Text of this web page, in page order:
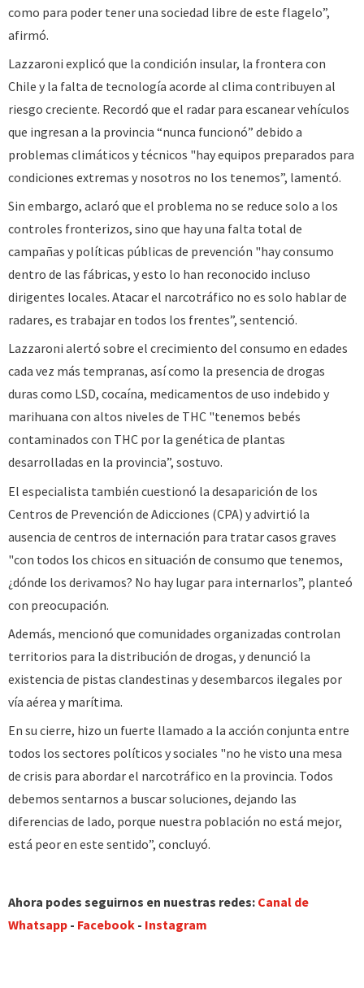
como para poder tener una sociedad libre de este flagelo”,
afirmó.
Lazzaroni explicó que la condición insular, la frontera con
Chile y la falta de tecnología acorde al clima contribuyen al
riesgo creciente. Recordó que el radar para escanear vehículos
que ingresan a la provincia “nunca funcionó” debido a
problemas climáticos y técnicos "hay equipos preparados para
condiciones extremas y nosotros no los tenemos”, lamentó.
Sin embargo, aclaró que el problema no se reduce solo a los
controles fronterizos, sino que hay una falta total de
campañas y políticas públicas de prevención "hay consumo
dentro de las fábricas, y esto lo han reconocido incluso
dirigentes locales. Atacar el narcotráfico no es solo hablar de
radares, es trabajar en todos los frentes”, sentenció.
Lazzaroni alertó sobre el crecimiento del consumo en edades
cada vez más tempranas, así como la presencia de drogas
duras como LSD, cocaína, medicamentos de uso indebido y
marihuana con altos niveles de THC "tenemos bebés
contaminados con THC por la genética de plantas
desarrolladas en la provincia”, sostuvo.
El especialista también cuestionó la desaparición de los
Centros de Prevención de Adicciones (CPA) y advirtió la
ausencia de centros de internación para tratar casos graves
"con todos los chicos en situación de consumo que tenemos,
¿dónde los derivamos? No hay lugar para internarlos”, planteó
con preocupación.
Además, mencionó que comunidades organizadas controlan
territorios para la distribución de drogas, y denunció la
existencia de pistas clandestinas y desembarcos ilegales por
vía aérea y marítima.
En su cierre, hizo un fuerte llamado a la acción conjunta entre
todos los sectores políticos y sociales "no he visto una mesa
de crisis para abordar el narcotráfico en la provincia. Todos
debemos sentarnos a buscar soluciones, dejando las
diferencias de lado, porque nuestra población no está mejor,
está peor en este sentido”, concluyó.
Ahora podes seguirnos en nuestras redes: Canal de
Whatsapp - Facebook - Instagram